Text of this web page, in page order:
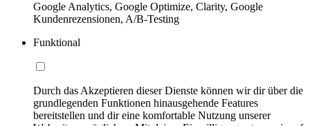
Google Analytics, Google Optimize, Clarity, Google
Kundenrezensionen, A/B-Testing
Funktional
Durch das Akzeptieren dieser Dienste können wir dir über die
grundlegenden Funktionen hinausgehende Features
bereitstellen und dir eine komfortable Nutzung unserer